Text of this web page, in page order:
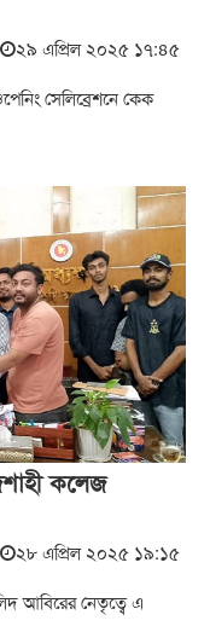
২৯ এপ্রিল ২০২৫ ১৭:৪৫
সেলিব্রেশনে কেক
কলেজ
২৮ এপ্রিল ২০২৫ ১৯:১৫
আবিরের নেতৃত্বে এ